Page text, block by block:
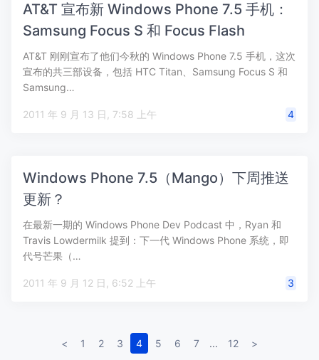
AT&T 宣布新 Windows Phone 7.5 手机：
Samsung Focus S 和 Focus Flash
AT&T 刚刚宣布了他们今秋的 Windows Phone 7.5 手机，这次
宣布的共三部设备，包括 HTC Titan、Samsung Focus S 和
Samsung…
2011 年 9 月 13 日, 7:58 上午 4
Windows Phone 7.5（Mango）下周推送
更新？
在最新一期的 Windows Phone Dev Podcast 中，Ryan 和
Travis Lowdermilk 提到：下一代 Windows Phone 系统，即
代号芒果（…
2011 年 9 月 12 日, 6:52 上午 3
< 1 2 3 4 5 6 7 ... 12 >